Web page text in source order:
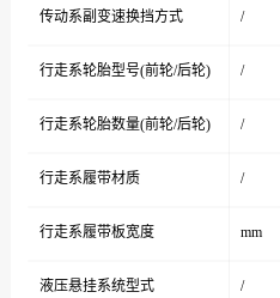
传动系副变速换挡方式 /
行走系轮胎型号(前轮/后轮) /
行走系轮胎数量(前轮/后轮) /
行走系履带材质 /
行走系履带板宽度 mm
液压悬挂系统型式 /